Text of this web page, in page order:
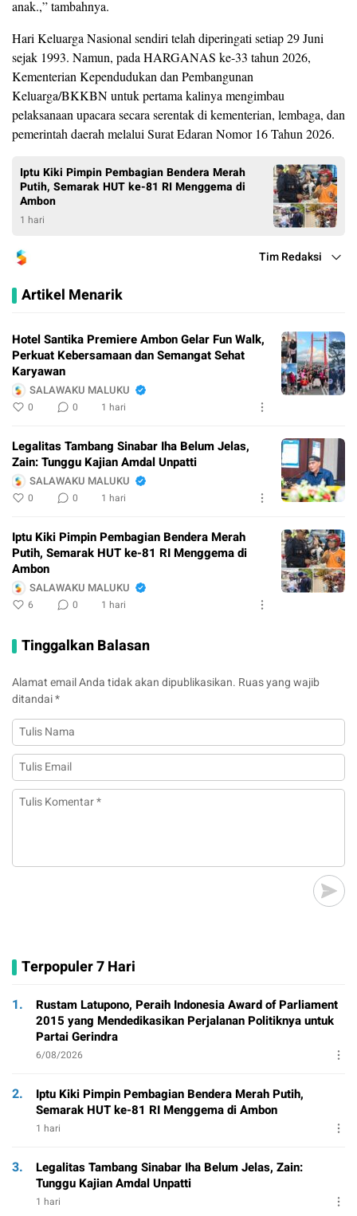
anak.,” tambahnya.
Hari Keluarga Nasional sendiri telah diperingati setiap 29 Juni
sejak 1993. Namun, pada HARGANAS ke-33 tahun 2026,
Kementerian Kependudukan dan Pembangunan
Keluarga/BKKBN untuk pertama kalinya mengimbau
pelaksanaan upacara secara serentak di kementerian, lembaga, dan
pemerintah daerah melalui Surat Edaran Nomor 16 Tahun 2026.
Iptu Kiki Pimpin Pembagian Bendera Merah
Putih, Semarak HUT ke-81 RI Menggema di
Ambon
1 hari
Tim Redaksi
Artikel Menarik
Hotel Santika Premiere Ambon Gelar Fun Walk,
Perkuat Kebersamaan dan Semangat Sehat
Karyawan
SALAWAKU MALUKU
0 0 1 hari
Legalitas Tambang Sinabar Iha Belum Jelas,
Zain: Tunggu Kajian Amdal Unpatti
SALAWAKU MALUKU
0 0 1 hari
Iptu Kiki Pimpin Pembagian Bendera Merah
Putih, Semarak HUT ke-81 RI Menggema di
Ambon
SALAWAKU MALUKU
6 0 1 hari
Tinggalkan Balasan
Alamat email Anda tidak akan dipublikasikan. Ruas yang wajib
ditandai*
Terpopuler 7 Hari
1.
Rustam Latupono, Peraih Indonesia Award of Parliament
2015 yang Mendedikasikan Perjalanan Politiknya untuk
Partai Gerindra
6/08/2026
2.
Iptu Kiki Pimpin Pembagian Bendera Merah Putih,
Semarak HUT ke-81 RI Menggema di Ambon
1 hari
3.
Legalitas Tambang Sinabar Iha Belum Jelas, Zain:
Tunggu Kajian Amdal Unpatti
1 hari